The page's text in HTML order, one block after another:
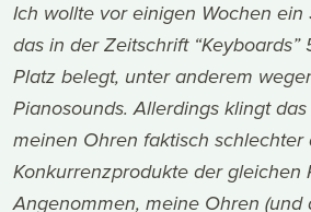
Ich wollte vor einigen Wochen ein
das in der Zeitschrift
Platz belegt, unter anderem
Pianosounds. Allerdings klingt
meinen Ohren faktisch schlechter
Konkurrenzprodukte der gleichen
Angenommen, meine Ohren